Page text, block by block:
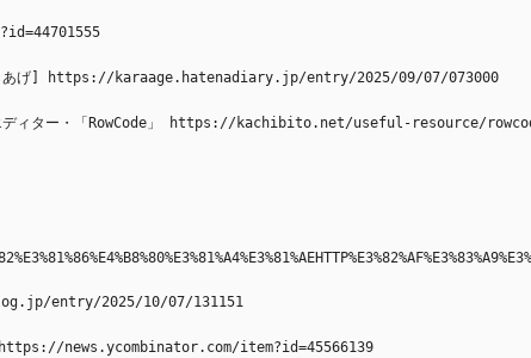
[からあげ] https://karaage.hatenadiary.jp/entry/2025/09/07/073000
ドエディター・「RowCode」 https://kachibito.net/useful-resource/
entry/2025/10/07/131151
news.ycombinator.com/item?id=45566139